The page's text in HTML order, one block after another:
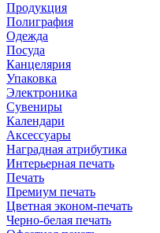
Продукция
Полиграфия
Одежда
Посуда
Канцелярия
Упаковка
Электроника
Сувениры
Календари
Аксессуары
Наградная атрибутика
Интерьерная печать
Печать
Премиум печать
Цветная эконом-печать
Черно-белая печать